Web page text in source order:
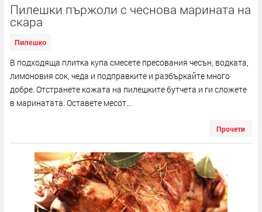
Пилешки пържоли с чеснова марината на
скара
Пилешко
В подходяща плитка купа смесете пресования чесън, водката,
лимоновия сок, чеда и подправките и разбъркайте много
добре. Отстранете кожата на пилешките бутчета и ги сложете
в маринатата. Оставете месот...
Прочети